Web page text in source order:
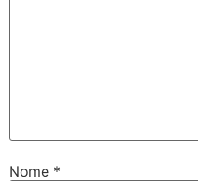
Nome *